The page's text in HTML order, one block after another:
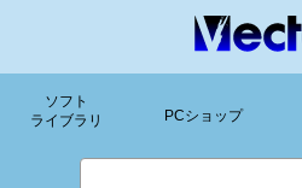
ソフト
ライブラリ
PCショップ